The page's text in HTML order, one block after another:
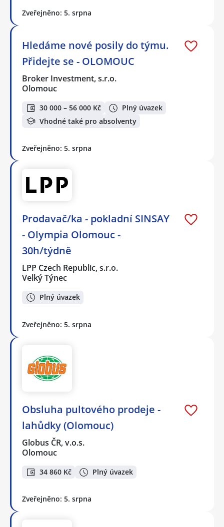
Zveřejněno: 5. srpna
Hledáme nové posily do týmu.
Přidejte se - OLOMOUC
Broker Investment, s.r.o.
Olomouc
30 000 – 56 000 Kč
Plný úvazek
Vhodné také pro absolventy
Zveřejněno: 5. srpna
Prodavač/ka - pokladní SINSAY
- Olympia Olomouc -
30h/týdně
LPP Czech Republic, s.r.o.
Velký Týnec
Plný úvazek
Zveřejněno: 5. srpna
Obsluha pultového prodeje -
lahůdky (Olomouc)
Globus ČR, v.o.s.
Olomouc
34 860 Kč Plný úvazek
Zveřejněno: 5. srpna